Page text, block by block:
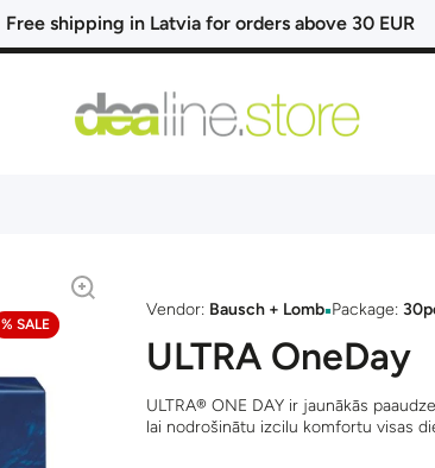
Free shipping in Latvia for orders above 30 EUR
% SALE
Vendor: Bausch + Lomb▪Package:
ULTRA OneDay
ULTRA® ONE DAY ir jaunākās
lai nodrošinātu izcilu komfortu visas